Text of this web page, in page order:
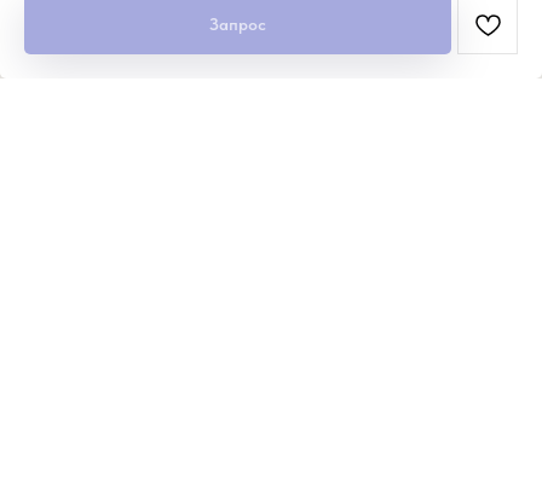
Запрос